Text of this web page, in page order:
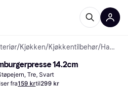
/Kjøkken/Kjøkkentilbehør/ Hamburgerpresser
14.2cm
Tre, Svart
fra159 krtil299 kr